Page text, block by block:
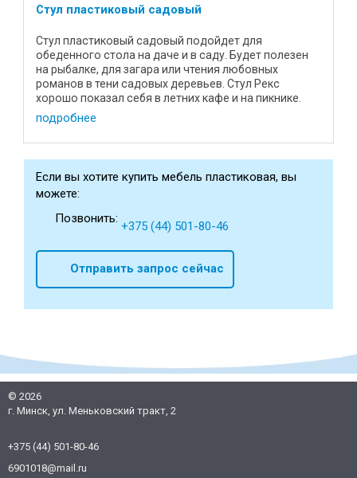
Стул пластиковый садовый
Стул пластиковый садовый подойдет для
обеденного стола на даче и в саду. Будет полезен
на рыбалке, для загара или чтения любовных
романов в тени садовых деревьев. Стул Рекс
хорошо показал себя в летних кафе и на пикнике.
Его легко перенести из дома ...
подробнее
Если вы хотите купить мебель пластиковая, вы
можете:
Позвонить:
+375 (44) 501-80-46
Отправить запрос сейчас
© 2026
г. Минск, ул. Меньковский тракт, 2
+375 (44) 501-80-46
6901018@mail.ru